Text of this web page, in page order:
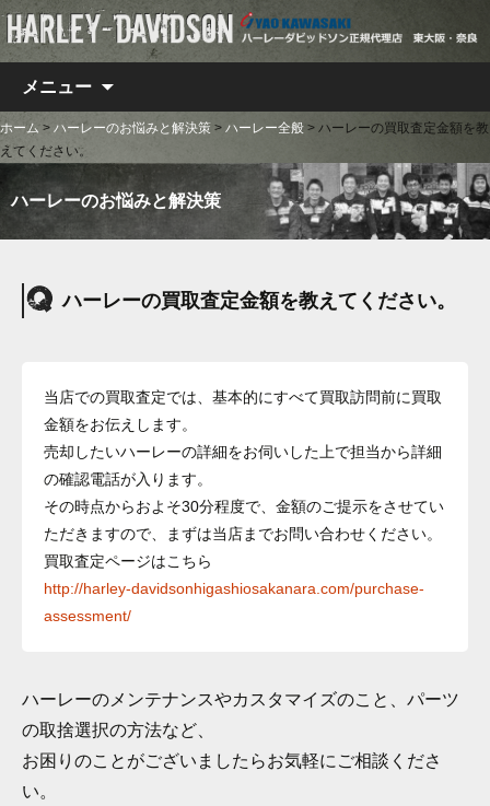
メニュー
ホーム > ハーレーのお悩みと解決策 > ハーレー全般 > ハーレーの買取査定金額を教
えてください。
ハーレーのお悩みと解決策
ハーレーの買取査定金額を教えてください。
当店での買取査定では、基本的にすべて買取訪問前に買取
金額をお伝えします。
売却したいハーレーの詳細をお伺いした上で担当から詳細
の確認電話が入ります。
その時点からおよそ30分程度で、金額のご提示をさせてい
ただきますので、まずは当店までお問い合わせください。
買取査定ページはこちら
http://harley-davidsonhigashiosakanara.com/purchase-
assessment/
ハーレーのメンテナンスやカスタマイズのこと、パーツ
の取捨選択の方法など、
お困りのことがございましたらお気軽にご相談くださ
い。